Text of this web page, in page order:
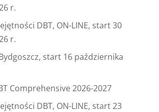
r.
DBT, ON-LINE, start 30
r.
start 16 października
Comprehensive 2026-2027
DBT, ON-LINE, start 23